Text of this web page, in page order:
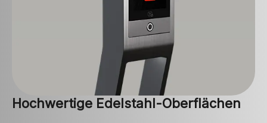
Hochwertige Edelstahl-Oberflächen